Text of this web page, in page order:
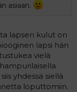
asiaan.
lapsen kulut on
lapsi hän
vielä
yhdessä siellä
loputtomiin.